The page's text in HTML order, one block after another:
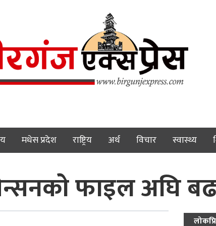
मधेस प्रदेश राष्ट्रिय अर्थ विचार स्वास्थ्य
पेन्सनकाे फाइल अघि